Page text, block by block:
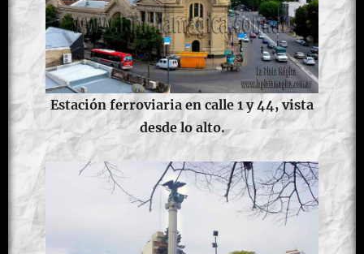
Estación ferroviaria en calle 1 y 44, vista
desde lo alto.